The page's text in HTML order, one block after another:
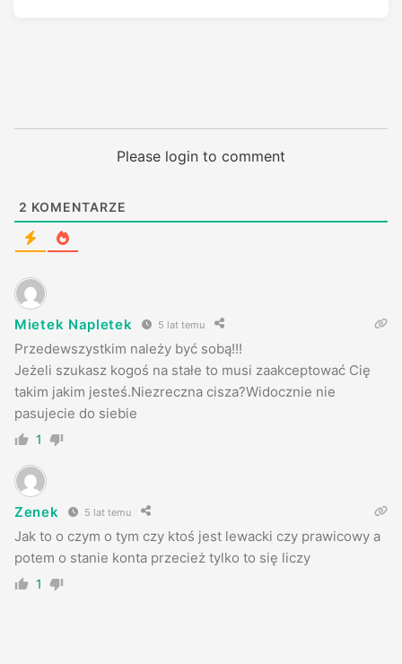
Please login to comment
2 KOMENTARZE
Mietek Napletek 5 lat temu
Przedewszystkim należy być sobą!!!
Jeżeli szukasz kogoś na stałe to musi zaakceptować Cię
takim jakim jesteś.Niezreczna cisza?Widocznie nie
pasujecie do siebie
1
Zenek 5 lat temu
Jak to o czym o tym czy ktoś jest lewacki czy prawicowy a
potem o stanie konta przecież tylko to się liczy
1